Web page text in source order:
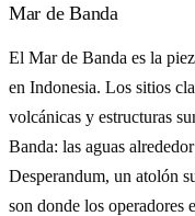
Mar de Banda
El Mar de Banda es la
en Indonesia. Los sitios
volcánicas y estructuras
Banda: las aguas
Desperandum, un atolón
son donde los operadores